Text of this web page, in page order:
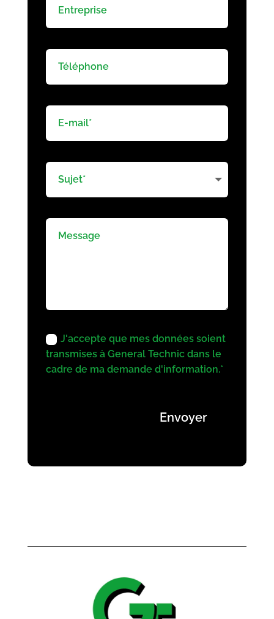
J'accepte que mes données soient
transmises à General Technic dans le
cadre de ma demande d'information.*
Envoyer